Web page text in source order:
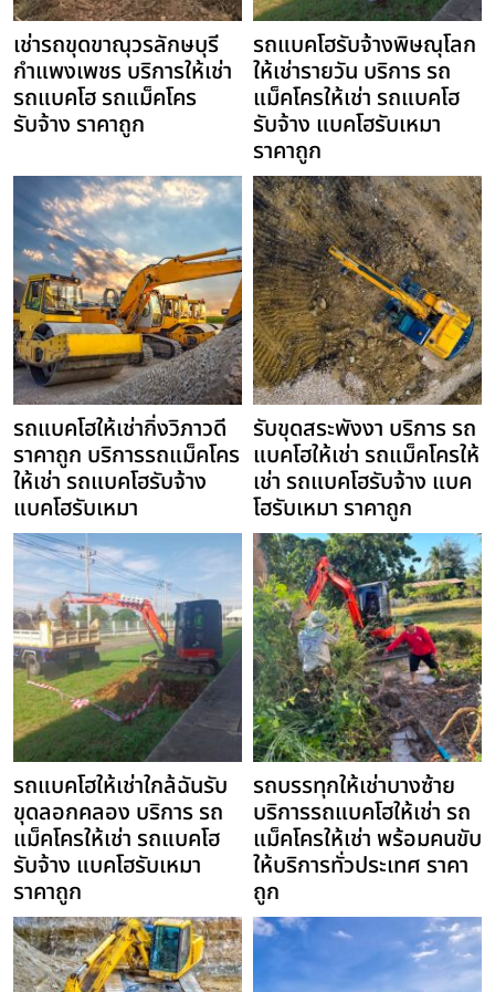
เช่ารถขุดขาณุวรลักษบุรี
กำแพงเพชร บริการให้เช่า
รถแบคโฮ รถแม็คโคร
รับจ้าง ราคาถูก
รถแบคโฮรับจ้างพิษณุโลก
ให้เช่ารายวัน บริการ รถ
แม็คโครให้เช่า รถแบคโฮ
รับจ้าง แบคโฮรับเหมา
ราคาถูก
รถแบคโฮให้เช่ากิ่งวิภาวดี
ราคาถูก บริการรถแม็คโคร
ให้เช่า รถแบคโฮรับจ้าง
แบคโฮรับเหมา
รับขุดสระพังงา บริการ รถ
แบคโฮให้เช่า รถแม็คโครให้
เช่า รถแบคโฮรับจ้าง แบค
โฮรับเหมา ราคาถูก
รถแบคโฮให้เช่าใกล้ฉันรับ
ขุดลอกคลอง บริการ รถ
แม็คโครให้เช่า รถแบคโฮ
รับจ้าง แบคโฮรับเหมา
ราคาถูก
รถบรรทุกให้เช่าบางซ้าย
บริการรถแบคโฮให้เช่า รถ
แม็คโครให้เช่า พร้อมคนขับ
ให้บริการทั่วประเทศ ราคา
ถูก